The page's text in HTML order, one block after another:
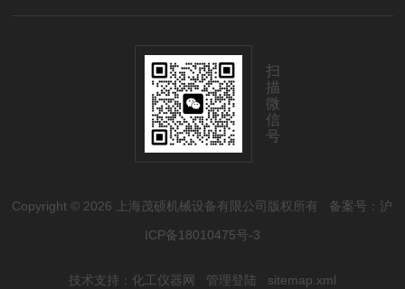
扫
描
微
信
号
Copyright © 2026 上海茂硕机械设备有限公司版权所有 备案号：沪
ICP备18010475号-3
技术支持： 化工仪器网 管理登陆 sitemap.xml